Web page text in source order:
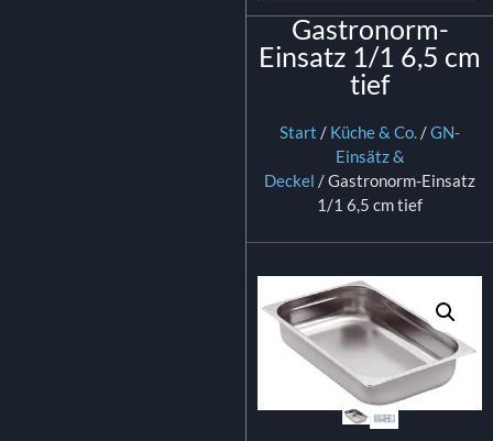
Gastronorm-
Einsatz 1/1 6,5 cm
tief
Start / Küche & Co./GN-
Einsätz &
Deckel / Gastronorm-Einsatz
1/1 6,5 cm tief